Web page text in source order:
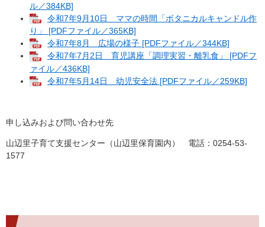
ル／384KB]
令和7年9月10日 ママの時間「ボタニカルキャンドル作
り」 [PDFファイル／365KB]
令和7年8月 広場の様子 [PDFファイル／344KB]
令和7年7月2日 育児講座「調理実習・離乳食」 [PDFフ
ァイル／436KB]
令和7年5月14日 幼児安全法 [PDFファイル／259KB]
申し込みおよび問い合わせ先
山辺里子育て支援センター（山辺里保育園内） 電話：0254-53-
1577